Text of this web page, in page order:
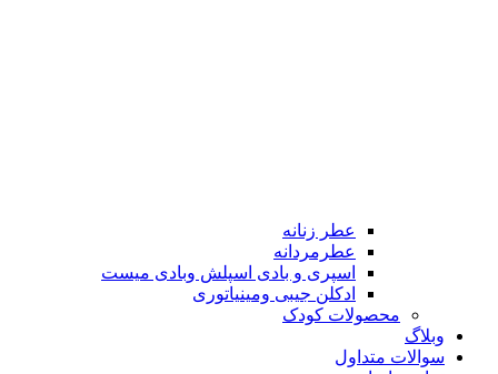
عطر زنانه
عطرمردانه
اسپری و بادی اسپلش وبادی میست
ادکلن جیبی ومینیاتوری
محصولات کودک
وبلاگ
سوالات متداول